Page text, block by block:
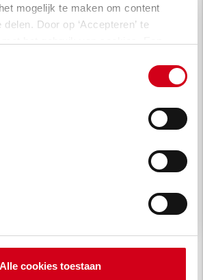
mogelijk te maken om content
Door op ‘Accepteren’ te
Alle cookies toestaan
traject waarbij we samen
hebben neergezet
ook vooruit’